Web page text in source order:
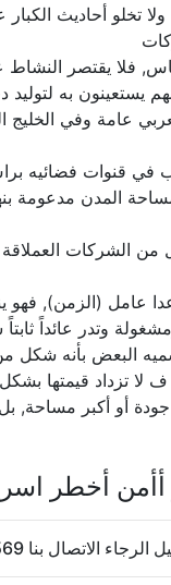
ولا تخلو أحاديث
الناس, فلا يقتصر
به لتوليد
عامة وفي
في قنوات
المدن مدعومة
من الشركات
عامل (الزمن),
وتدر عائداً ثابتاً
البعض بأنه شكل
تزداد قيمتها بشكل
أو أكبر مساحة,
أخطر
بنا 20237624569